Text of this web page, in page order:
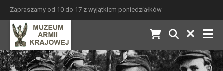
Zapraszamy od 10 do 17 z wyjątkiem poniedziałków